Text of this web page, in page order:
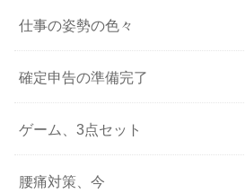
仕事の姿勢の色々
確定申告の準備完了
ゲーム、3点セット
腰痛対策、今